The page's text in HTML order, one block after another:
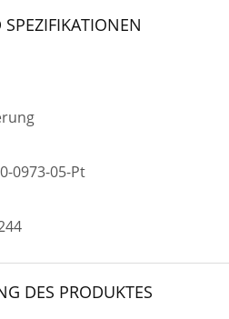
0973-05-Pt
DES PRODUKTES